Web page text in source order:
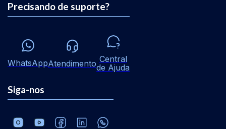
Precisando de suporte?
WhatsAppAtendimento Central
de Ajuda
Siga-nos